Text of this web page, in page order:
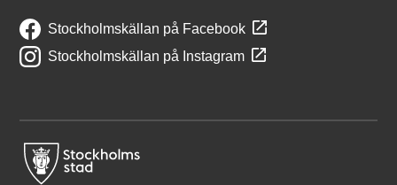
Stockholmskällan på Facebook
Stockholmskällan på Instagram